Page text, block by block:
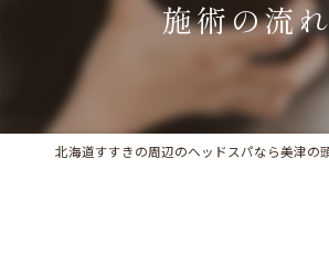
施術の流れ